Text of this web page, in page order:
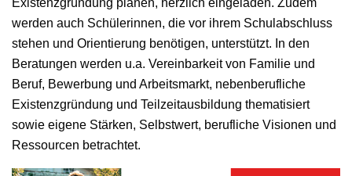
werden auch Schülerinnen, die vor ihrem Schulabschluss
stehen und Orientierung benötigen, unterstützt. In den
Beratungen werden u.a. Vereinbarkeit von Familie und
Beruf, Bewerbung und Arbeitsmarkt, nebenberufliche
Existenzgründung und Teilzeitausbildung thematisiert
sowie eigene Stärken, Selbstwert, berufliche Visionen und
Ressourcen betrachtet.